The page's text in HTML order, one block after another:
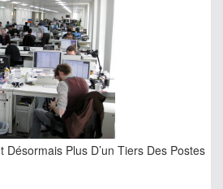
Désormais Plus D’un Tiers Des Postes